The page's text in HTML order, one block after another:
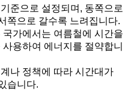
준으로 설정되며, 동쪽으로
쪽으로 갈수록 느려집니다.
국가에서는 여름철에 시간을
용하여 에너지를 절약합니
나 정책에 따라 시간대가
습니다.